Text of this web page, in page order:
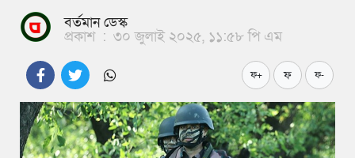
বর্তমান ডেস্ক
প্রকাশ : ৩০ জুলাই ২০২৫, ১১:৫৮ পি এম
ফ+ ফ ফ-